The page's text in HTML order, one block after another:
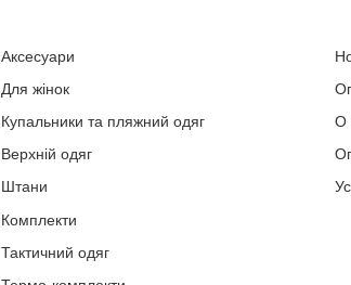
Аксесуари
Для жінок
Купальники та пляжний одяг
Верхній одяг
Штани
Комплекти
Тактичний одяг
О